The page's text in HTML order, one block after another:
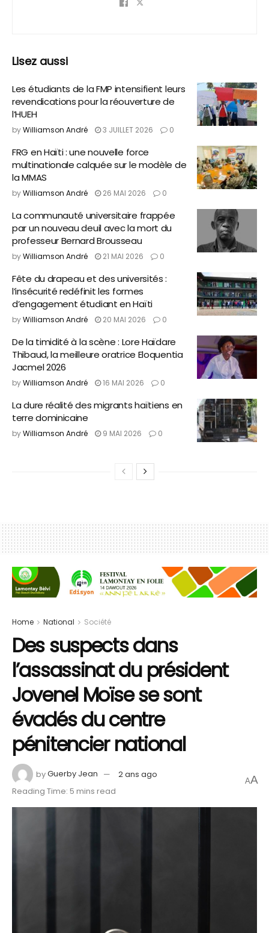
Lisez aussi
Les étudiants de la FMP intensifient leurs
revendications pour la réouverture de
l’HUEH
byWilliamson André 3 JUILLET 2026 0
FRG en Haïti : une nouvelle force
multinationale calquée sur le modèle de
la MMAS
byWilliamson André 26 MAI 2026 0
La communauté universitaire frappée
par un nouveau deuil avec la mort du
professeur Bernard Brousseau
byWilliamson André 21 MAI 2026 0
Fête du drapeau et des universités :
l’insécurité redéfinit les formes
d’engagement étudiant en Haïti
byWilliamson André 20 MAI 2026 0
De la timidité à la scène : Lore Haïdare
Thibaud, la meilleure oratrice Eloquentia
Jacmel 2026
byWilliamson André 16 MAI 2026 0
La dure réalité des migrants haïtiens en
terre dominicaine
byWilliamson André 9 MAI 2026 0
Home National Société
Des suspects dans
l’assassinat du président
Jovenel Moïse se sont
évadés du centre
pénitencier national
byGuerby Jean
2 ans ago
Reading Time: 5 mins read
AA